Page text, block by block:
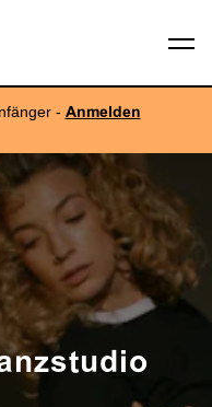
- Anmelden